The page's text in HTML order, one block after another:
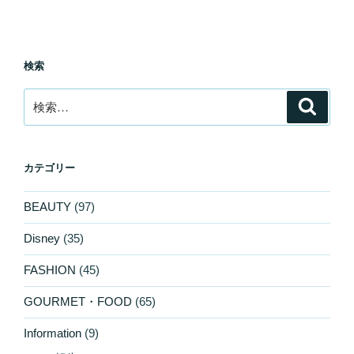
検索
索:
カテゴリー
BEAUTY (97)
Disney (35)
FASHION (45)
GOURMET・FOOD (65)
Information (9)